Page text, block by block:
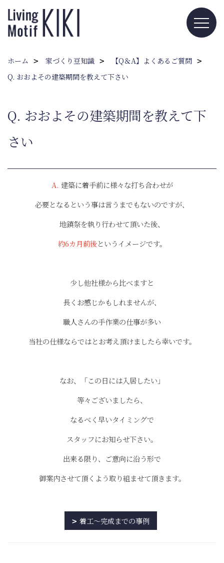
ホーム 家づくり豆知識
【Q＆A】よくあるご質問
Q. おおよその建築期間を教えて下さい
Q. おおよその建築期間を教えて下
さい
A. 建築に着手前に様々な打ち合わせが
必要となるという事は言うまでもないのですが、
地鎮祭を執り行わせて頂いた後、
約6カ月前後というイメージです。
少し他社様から比べますと
長くお感じかもしれませんが、
職人さんの手作業の仕事が多い
当社の仕様ならではとお考え頂けましたら幸いです。
なお、「この日には入居したい」
等々ございましたら、
なるべく早いタイミングで
スタッフにお知らせ下さい。
出来る限り、ご意向に沿う形で
御案内させて頂くよう取り組ませて頂きます。
着工～完成までの事例